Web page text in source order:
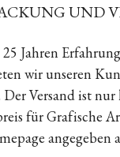
UND
Jahren
wir unseren
Der Versand ist
für Grafische
angegeben